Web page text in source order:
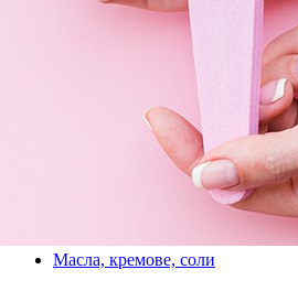
Масла, кремове, соли